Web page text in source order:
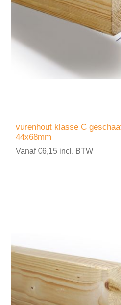
vurenhout klasse C
44x68mm
Vanaf €6,15 incl. BTW